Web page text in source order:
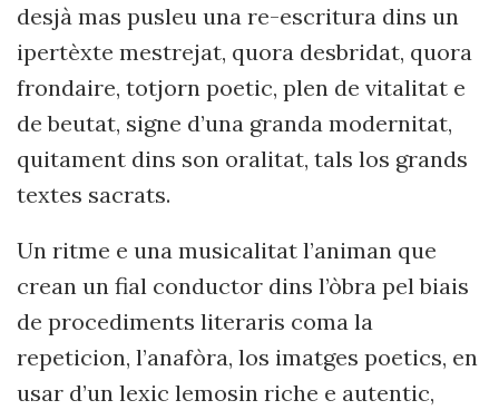
desjà mas pusleu una re-escritura dins un
ipertèxte mestrejat, quora desbridat, quora
frondaire, totjorn poetic, plen de vitalitat e
de beutat, signe d’una granda modernitat,
quitament dins son oralitat, tals los grands
textes sacrats.
Un ritme e una musicalitat l’animan que
crean un fial conductor dins l’òbra pelbiais
de procediments literaris coma la
repeticion, l’anafòra, los imatges poetics, en
usar d’un lexic lemosin riche e autentic,